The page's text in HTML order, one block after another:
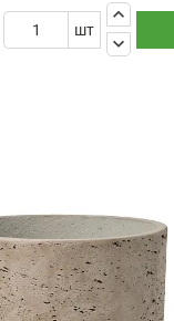
шт
keyboard_arrow_up
keyboard_arrow_down